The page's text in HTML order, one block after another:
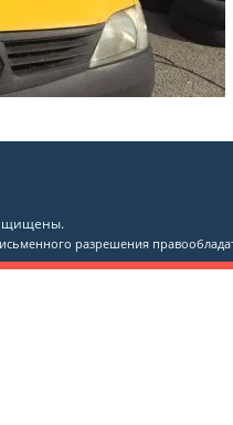
разрешения